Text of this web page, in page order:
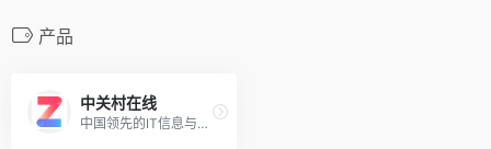
产品
中关村在线
中国领先的IT信息与商务门户, 包括新闻, 商城, 硬件, 下载, 游戏, 手机, 评测等40个大型频道，每天发布大量各类产品促销信息及文章专题，是IT行业的厂商, 经销商, IT产品, 解决方案的提供场所